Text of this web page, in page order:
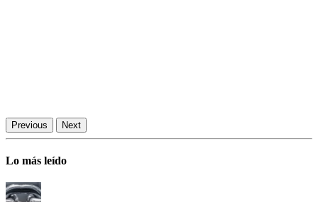
Previous Next
Lo más leído